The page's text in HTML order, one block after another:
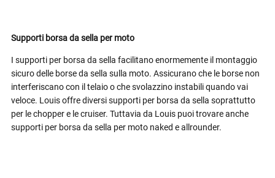
Supporti borsa da sella per moto
I supporti per borsa da sella facilitano enormemente il montaggio
sicuro delle borse da sella sulla moto. Assicurano che le borse non
interferiscano con il telaio o che svolazzino instabili quando vai
veloce. Louis offre diversi supporti per borsa da sella soprattutto
per le chopper e le cruiser. Tuttavia da Louis puoi trovare anche
supporti per borsa da sella per moto naked e allrounder.